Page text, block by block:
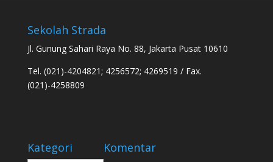
Sekolah Strada
Jl. Gunung Sahari Raya No. 88, Jakarta Pusat 10610
Tel. (021)-4204821; 4256572; 4269519 / Fax.
(021)-4258809
Kategori Komentar